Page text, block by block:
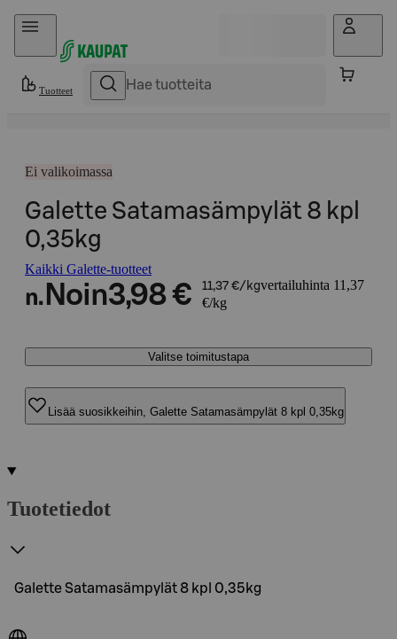
Hyppää sisältöön
Tuotteet
Ei valikoimassa
Galette Satamasämpylät 8 kpl
0,35kg
Kaikki Galette-tuotteet
n. Noin3,98 € 11,37 €/kgvertailuhinta 11,37
€/kg
Valitse toimitustapa
Lisää suosikkeihin, Galette Satamasämpylät 8 kpl 0,35kg
Tuotetiedot
Galette Satamasämpylät 8 kpl 0,35kg